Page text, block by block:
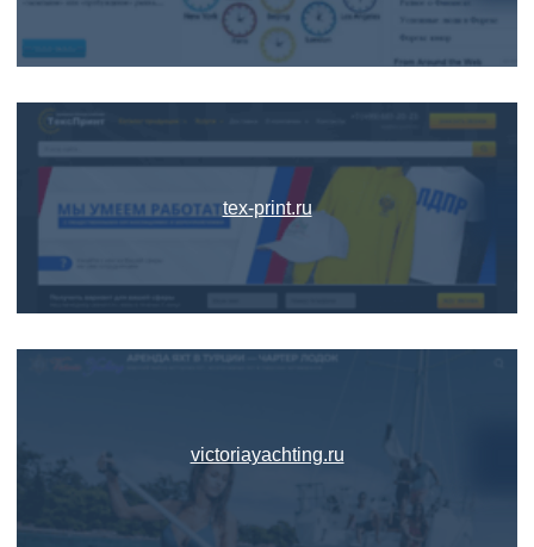
tex-print.ru
victoriayachting.ru